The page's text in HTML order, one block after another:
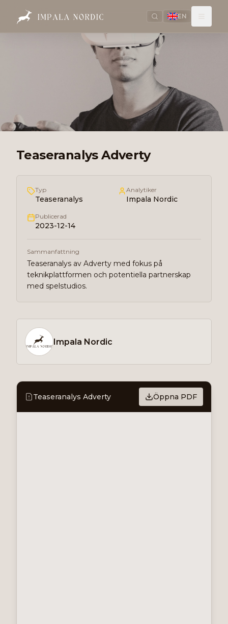
EN
Teaseranalys Adverty
Typ
Teaseranalys
Analytiker
Impala Nordic
Publicerad
2023-12-14
Sammanfattning
Teaseranalys av Adverty med fokus på
teknikplattformen och potentiella partnerskap
med spelstudios.
Impala Nordic
Teaseranalys Adverty Öppna PDF